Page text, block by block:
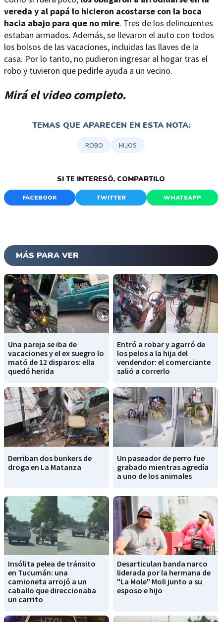
vereda y al papá lo hicieron acostarse con la boca
hacia abajo para que no mire. Tres de los delincuentes
estaban armados. Además, se llevaron el auto con todos
los bolsos de las vacaciones, incluidas las llaves de la
casa. Por lo tanto, no pudieron ingresar al hogar tras el
robo y tuvieron que pedirle ayuda a un vecino.
Mirá el video completo.
TEMAS QUE APARECEN EN ESTA NOTA:
ROBO HIJOS
SI TE INTERESÓ, COMPARTILO
FACEBOOK TWITTER WHATSAPP
MÁS PARA VER
Una pareja se iba de
vacaciones y el ex suegro lo
mató de 12 disparos: ella
quedó herida
Entró a robar y agarró de
los pelos a la hija del
vendendor: el comerciante
salió a correrlo
Derriban dos bunkers de
droga en La Matanza
Un paseador de perro fue
grabado mientras agredía
a uno de los animales
Insólita pelea de tránsito
en Tucumán: una
camioneta arrojó a un
caballo que direccionaba
un carrito
Desarticulan banda narco
liderada por la hermana de
"La Mole" Moli junto a su
esposo e hijo